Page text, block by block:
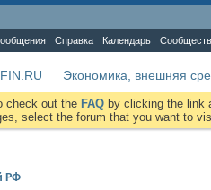
Справка Календарь
Экономика, внешняя
check out the FAQ by clicking the link
select the forum that you want to
РФ